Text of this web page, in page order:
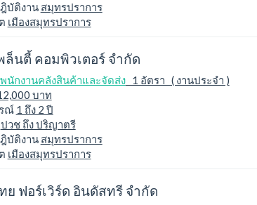
บัติงาน สมุทรปราการ
เมืองสมุทรปราการ
ล็นตี้ คอมพิวเตอร์ จำกัด
พนักงานคลังสินค้าและจัดส่ง1 อัตรา ( งานประจำ )
บาท
ณ์ 1 ถึง 2 ปี
ปวช ถึง ปริญาตรี
บัติงาน สมุทรปราการ
เมืองสมุทรปราการ
ย ฟอร์เวิร์ด อินดัสทรี จำกัด